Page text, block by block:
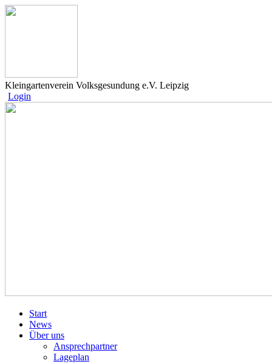
Kleingartenverein Volksgesundung e.V. Leipzig
Login
Start
News
Über uns
Ansprechpartner
Lageplan